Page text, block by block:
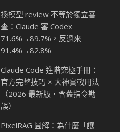
換模型 review 不等於獨立審
查：Claude 審 Codex
71.6%→89.7%，反過來
91.4%→82.8%
Claude Code 進階究極手冊：
官方完整技巧 × 大神實戰用法
（2026 最新版・含舊指令勘
誤）
PixelRAG 圖解：為什麼「讓